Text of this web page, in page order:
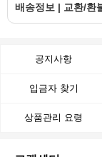
배송정보 | 교환/환
공지사항
입금자 찾기
상품관리 요령